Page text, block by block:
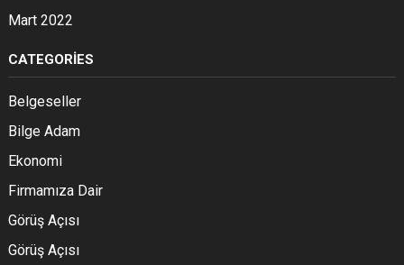
Mart 2022
CATEGORIES
Belgeseller
Bilge Adam
Ekonomi
Firmamıza Dair
Görüş Açısı
Görüş Açısı